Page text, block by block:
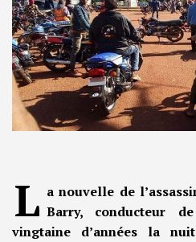
L a nouvelle de
Barry, conducteur
vingtaine d’années la